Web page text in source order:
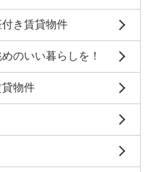
き賃貸物件
のいい暮らしを！
物件